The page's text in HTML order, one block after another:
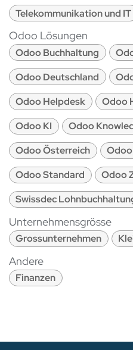
Telekommunikation und IT
Odoo Lösungen
Odoo Buchhaltung
Odoo Deutschland
Odoo Helpdesk
Odoo
Odoo KI
Odoo
Odoo Österreich
Odoo Standard
Odoo
Swissdec
Unternehmensgrösse
Grossunternehmen
Andere
Finanzen